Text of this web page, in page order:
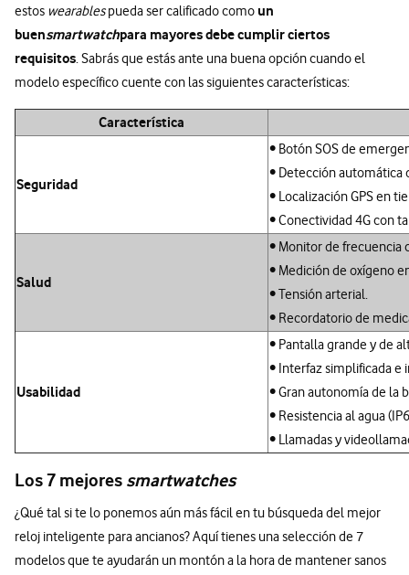
estos wearablespueda ser calificado como un
buensmartwatchpara mayores debe cumplir ciertos
requisitos. Sabrás que estás ante una buena opción cuando el
modelo específico cuente con las siguientes características:
Característica
Seguridad
• Botón SOS de
• Detección automática
• Localización GPS en
• Conectividad 4G con
Salud
• Monitor de frecuencia
• Medición de oxígeno
• Tensión arterial.
• Recordatorio de
Usabilidad
• Pantalla grande y de
• Interfaz simplificada e
• Gran autonomía de la
• Resistencia al agua
• Llamadas y
Los 7 mejores smartwatches
¿Qué tal si te lo ponemos aún más fácil en tu búsqueda del mejor
reloj inteligente para ancianos? Aquí tienes una selección de 7
modelos que te ayudarán un montón a la hora de mantener sanos